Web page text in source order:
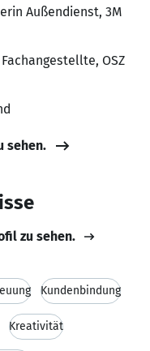
Außendienst, 3M
OSZ
sehen.
zu sehen.
Kundenbindung
Kreativität